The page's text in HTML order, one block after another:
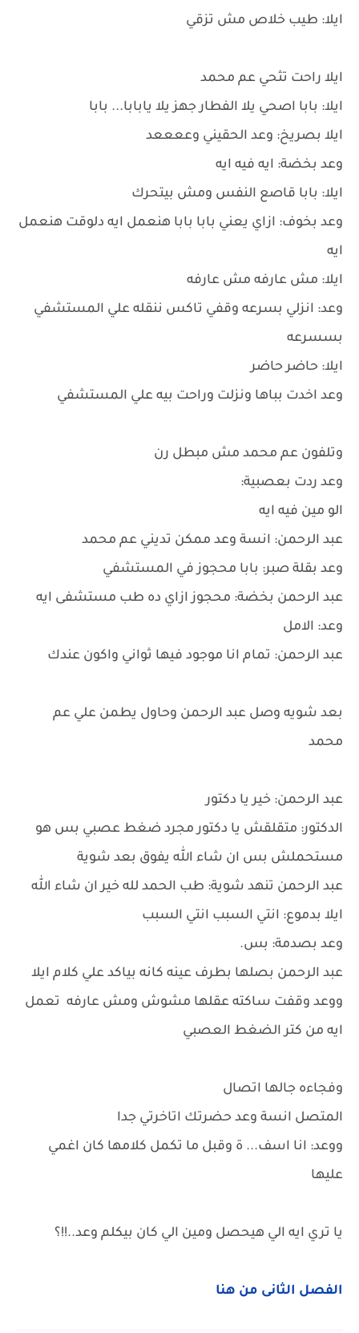
ايلا: طيب خلاص مش تزقي
ايلا راحت تثحي عم محمد
ايلا: بابا اصحي يلا الفطار جهز يلا يابابا... بابا
ايلا بصريخ: وعد الحقيني وععععد
وعد بخضة: ايه فيه ايه
ايلا: بابا قاصع النفس ومش بيتحرك
وعد بخوف: ازاي يعني بابا بابا هنعمل ايه دلوقت هنعمل
ايه
ايلا: مش عارفه مش عارفه
وعد: انزلي بسرعه وقفي تاكس ننقله علي المستشفي
بسسرعه
ايلا: حاضر حاضر
وعد اخدت بباها ونزلت وراحت بيه علي المستشفي
وتلفون عم محمد مش مبطل رن
وعد ردت بعصبية:
الو مين فيه ايه
عبد الرحمن: انسة وعد ممكن تديني عم محمد
وعد بقلة صبر: بابا محجوز في المستشفي
عبد الرحمن بخضة: محجوز ازاي ده طب مستشفى ايه
وعد: الامل
عبد الرحمن: تمام انا موجود فيها ثواني واكون عندك
بعد شويه وصل عبد الرحمن وحاول يطمن علي عم
محمد
عبد الرحمن: خير يا دكتور
الدكتور: متقلقش يا دكتور مجرد ضغط عصبي بس هو
مستحملش بس ان شاء الله يفوق بعد شوية
عبد الرحمن تنهد شوية: طب الحمد لله خير ان شاء الله
ايلا بدموع: انتي السبب انتي السبب
وعد بصدمة: بس.
عبد الرحمن بصلها بطرف عينه كانه بياكد علي كلام ايلا
ووعد وقفت ساكته عقلها مشوش ومش عارفه تعمل
ايه من كتر الضغط العصبي
وفجاءه جالها اتصال
المتصل انسة وعد حضرتك اتاخرتي جدا
ووعد: انا اسف... ة وقبل ما تكمل كلامها كان اغمي
عليها
يا تري ايه الي هيحصل ومين الي كان بيكلم وعد..!!؟
الفصل الثانى من هنا